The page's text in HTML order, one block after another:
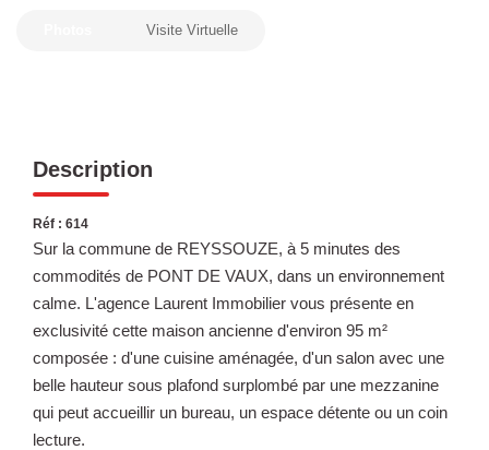
Visite Virtuelle
Description
Réf : 614
Sur la commune de REYSSOUZE, à 5 minutes des
commodités de PONT DE VAUX, dans un environnement
calme. L'agence Laurent Immobilier vous présente en
exclusivité cette maison ancienne d'environ 95 m²
composée : d'une cuisine aménagée, d'un salon avec une
belle hauteur sous plafond surplombé par une mezzanine
qui peut accueillir un bureau, un espace détente ou un coin
lecture.